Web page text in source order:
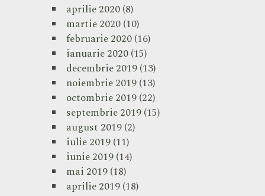
aprilie 2020(8)
martie 2020(10)
februarie 2020(16)
ianuarie 2020(15)
decembrie 2019(13)
noiembrie 2019(13)
octombrie 2019(22)
septembrie 2019(15)
august 2019(2)
iulie 2019(11)
iunie 2019(14)
mai 2019(18)
aprilie 2019(18)